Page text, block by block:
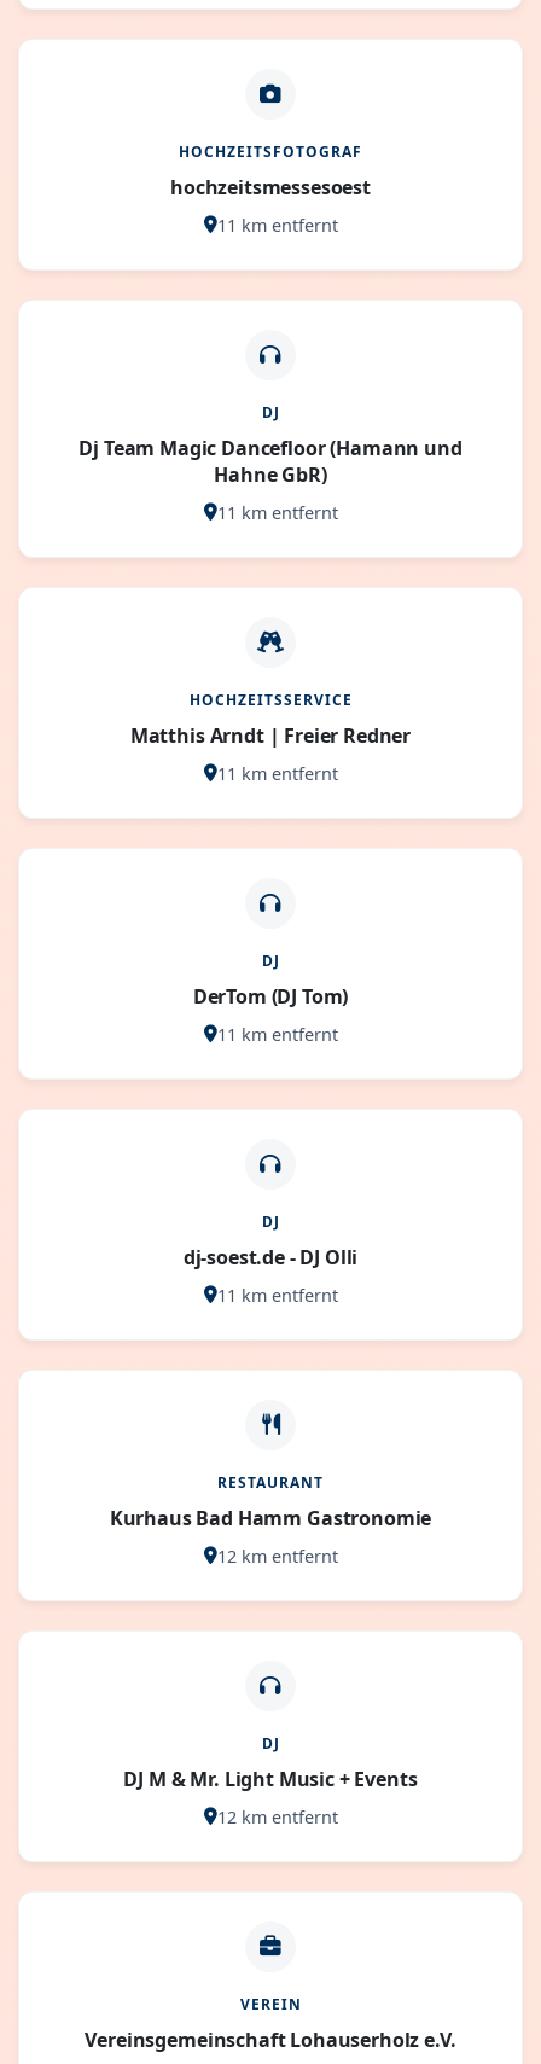
HOCHZEITSFOTOGRAF
hochzeitsmessesoest
11 km entfernt
DJ
Dj Team Magic Dancefloor (Hamann und
Hahne GbR)
11 km entfernt
HOCHZEITSSERVICE
Matthis Arndt | Freier Redner
11 km entfernt
DJ
DerTom (DJ Tom)
11 km entfernt
DJ
dj-soest.de - DJ Olli
11 km entfernt
RESTAURANT
Kurhaus Bad Hamm Gastronomie
12 km entfernt
DJ
DJ M & Mr. Light Music + Events
12 km entfernt
VEREIN
Vereinsgemeinschaft Lohauserholz e.V.